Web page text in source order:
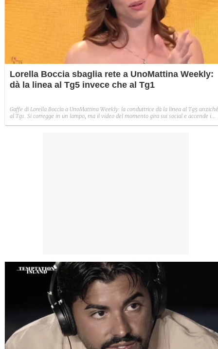
Lorella Boccia sbaglia rete a UnoMattina Weekly:
dà la linea al Tg5 invece che al Tg1
Gaffe di Lorella Boccia a UnoMattina Weekly: la conduttrice dà la linea al Tg5 anziché
al Tg1. Si corregge in un lampo, ma il video del momento gira sui social e accende i